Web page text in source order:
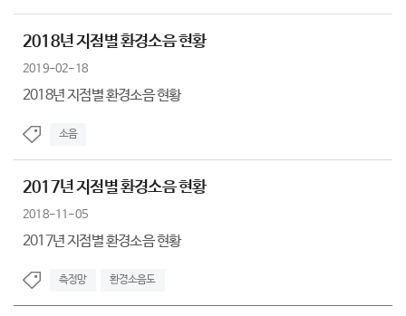
2018년 지점별 환경소음 현황
2019-02-18
2018년 지점별 환경소음 현황
소음
2017년 지점별 환경소음 현황
2018-11-05
2017년 지점별 환경소음 현황
측정망 환경소음도